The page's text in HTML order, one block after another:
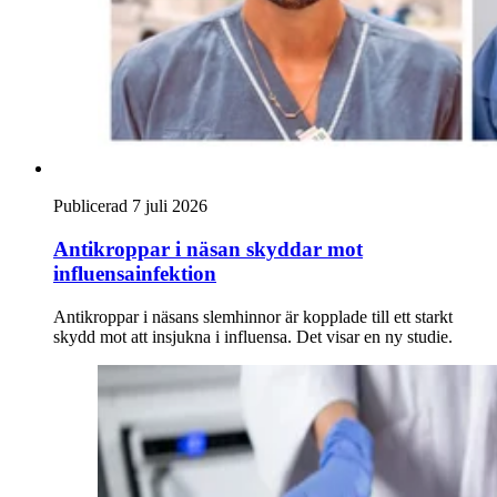
Publicerad 7 juli 2026
Antikroppar i näsan skyddar mot
influensainfektion
Antikroppar i näsans slemhinnor är kopplade till ett starkt
skydd mot att insjukna i influensa. Det visar en ny studie.